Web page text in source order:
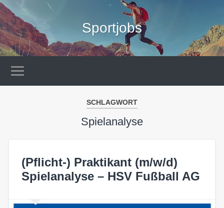
Sportjobs
SCHLAGWORT
Spielanalyse
(Pflicht-) Praktikant (m/w/d)
Spielanalyse – HSV Fußball AG